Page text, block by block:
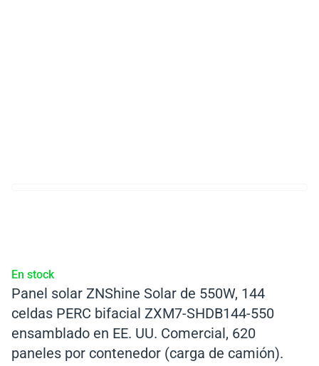
En stock
Panel solar ZNShine Solar de 550W, 144
celdas PERC bifacial ZXM7-SHDB144-550
ensamblado en EE. UU. Comercial, 620
paneles por contenedor (carga de camión).